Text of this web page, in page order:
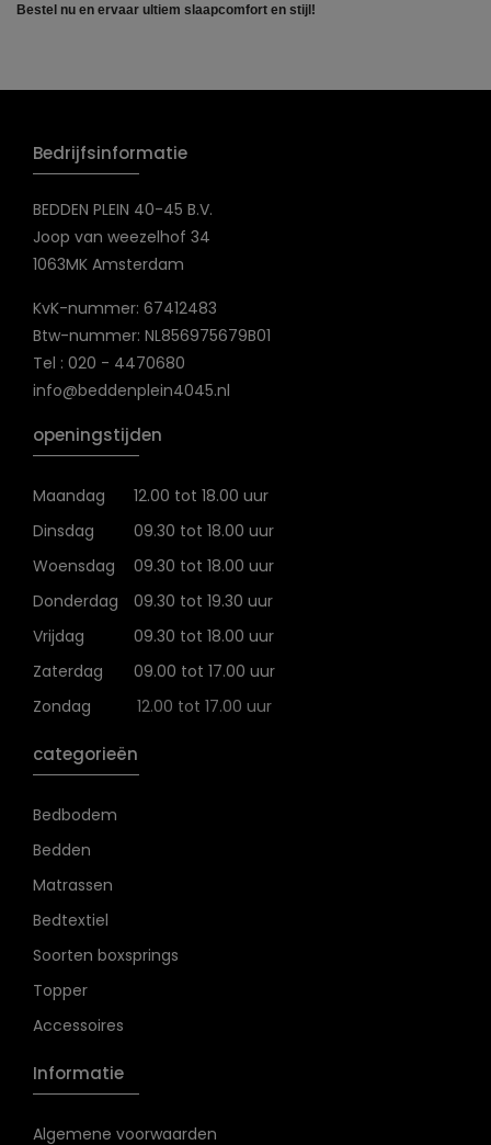
Bestel nu en ervaar ultiem slaapcomfort en stijl!
Bedrijfsinformatie
BEDDEN PLEIN 40-45 B.V.
Joop van weezelhof 34
1063MK Amsterdam
KvK-nummer: 67412483
Btw-nummer: NL856975679B01
Tel : 020 - 4470680
info@beddenplein4045.nl
openingstijden
Maandag
12.00 tot 18.00 uur
Dinsdag
09.30 tot 18.00 uur
Woensdag
09.30 tot 18.00 uur
Donderdag
09.30 tot 19.30 uur
Vrijdag
09.30 tot 18.00 uur
Zaterdag
09.00 tot 17.00 uur
Zondag
12.00 tot 17.00 uur
categorieën
Bedbodem
Bedden
Matrassen
Bedtextiel
Soorten boxsprings
Topper
Accessoires
Informatie
Algemene voorwaarden